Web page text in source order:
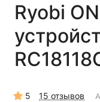
Ryobi
5 15 отзывов